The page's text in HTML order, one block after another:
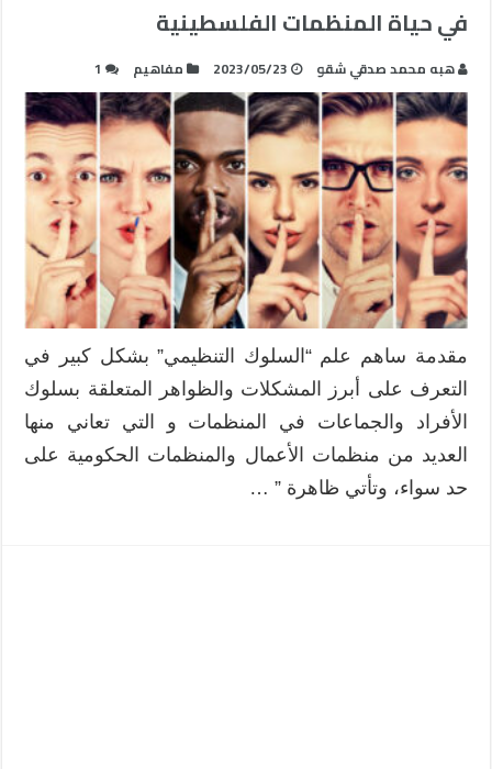
في حياة المنظمات الفلسطينية
ھبه محمد صدقي شقو 2023/05/23 مفاهيم 1
مقدمة ساهم علم “السلوك التنظيمي” بشكل كبير في
التعرف على أبرز المشكلات والظواهر المتعلقة بسلوك
الأفراد والجماعات في المنظمات و التي تعاني منها
العديد من منظمات الأعمال والمنظمات الحكومية على
حد سواء، وتأتي ظاهرة ” …